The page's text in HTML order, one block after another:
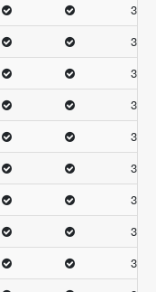
32
32
32
32
32
32
32
32
32